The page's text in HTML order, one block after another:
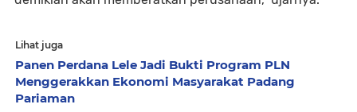
Lihat juga
Panen Perdana Lele Jadi Bukti Program PLN
Menggerakkan Ekonomi Masyarakat Padang
Pariaman